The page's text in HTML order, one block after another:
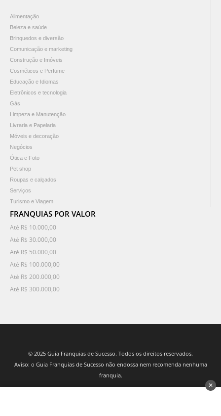
Alimentação
Beleza e saúde
Brinquedos e diversão
Comunicação e marketing
Construção e Imóveis
Cosméticos e Perfume
Educação e Idiomas
Eletrônicos e tecnologia
Gás
Limpeza e Manutenção
Livraria e Papelaria
Móveis e decoração
Negócios
Ótica e Foto
Pet shop
Roupas e calçados
Serviços
Turismo e Viagem
FRANQUIAS POR VALOR
Até R$ 10.000,00
Até R$ 30.000,00
Até R$ 50.000,00
Até R$ 100.000,00
Até R$ 200.000,00
Até R$ 300.000,00
© 2025 Guia Franquias de Sucesso. Todos os direitos reservados.
Aviso: o Guia Franquias de Sucesso não endossa nem recomenda nenhuma
franquia.
✕